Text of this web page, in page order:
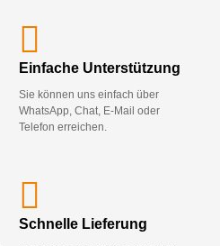
Einfache Unterstützung
Sie können uns einfach über
WhatsApp, Chat, E-Mail oder
Telefon erreichen.
Schnelle Lieferung